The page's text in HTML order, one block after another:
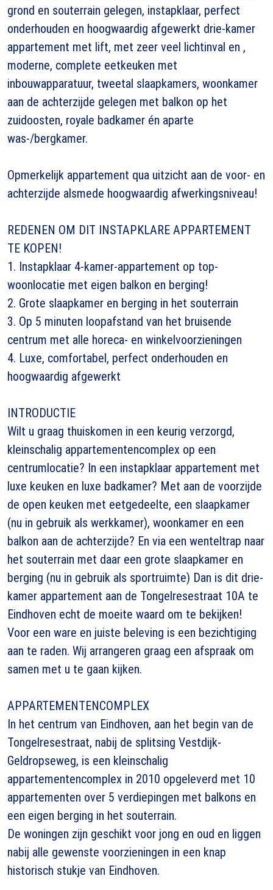
grond en souterrain gelegen, instapklaar, perfect
onderhouden en hoogwaardig afgewerkt drie-kamer
appartement met lift, met zeer veel lichtinval en ,
moderne, complete eetkeuken met
inbouwapparatuur, tweetal slaapkamers, woonkamer
aan de achterzijde gelegen met balkon op het
zuidoosten, royale badkamer én aparte
was-/bergkamer.
Opmerkelijk appartement qua uitzicht aan de voor- en
achterzijde alsmede hoogwaardig afwerkingsniveau!
REDENEN OM DIT INSTAPKLARE APPARTEMENT
TE KOPEN!
1. Instapklaar 4-kamer-appartement op top-
woonlocatie met eigen balkon en berging!
2. Grote slaapkamer en berging in het souterrain
3. Op 5 minuten loopafstand van het bruisende
centrum met alle horeca- en winkelvoorzieningen
4. Luxe, comfortabel, perfect onderhouden en
hoogwaardig afgewerkt
INTRODUCTIE
Wilt u graag thuiskomen in een keurig verzorgd,
kleinschalig appartementencomplex op een
centrumlocatie? In een instapklaar appartement met
luxe keuken en luxe badkamer? Met aan de voorzijde
de open keuken met eetgedeelte, een slaapkamer
(nu in gebruik als werkkamer), woonkamer en een
balkon aan de achterzijde? En via een wenteltrap naar
het souterrain met daar een grote slaapkamer en
berging (nu in gebruik als sportruimte) Dan is dit drie-
kamer appartement aan de Tongelresestraat 10A te
Eindhoven echt de moeite waard om te bekijken!
Voor een ware en juiste beleving is een bezichtiging
aan te raden. Wij arrangeren graag een afspraak om
samen met u te gaan kijken.
APPARTEMENTENCOMPLEX
In het centrum van Eindhoven, aan het begin van de
Tongelresestraat, nabij de splitsing Vestdijk-
Geldropseweg, is een kleinschalig
appartementencomplex in 2010 opgeleverd met 10
appartementen over 5 verdiepingen met balkons en
een eigen berging in het souterrain.
De woningen zijn geschikt voor jong en oud en liggen
nabij alle gewenste voorzieningen in een knap
historisch stukje van Eindhoven.